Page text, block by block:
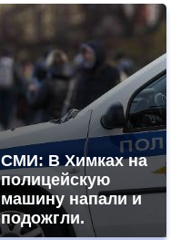
СМИ: В Химках на
полицейскую
машину напали и
подожгли.